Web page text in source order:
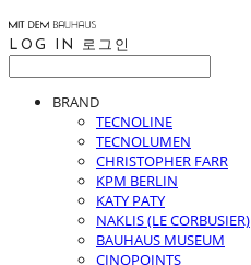
LOG IN 로그인
BRAND
TECNOLINE
TECNOLUMEN
CHRISTOPHER FARR
KPM BERLIN
KATY PATY
NAKLIS (LE CORBUSIER)
BAUHAUS MUSEUM
CINQPOINTS